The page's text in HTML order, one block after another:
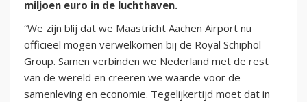
miljoen euro in de luchthaven.
“We zijn blij dat we Maastricht Aachen Airport nu
officieel mogen verwelkomen bij de Royal Schiphol
Group. Samen verbinden we Nederland met de rest
van de wereld en creëren we waarde voor de
samenleving en economie. Tegelijkertijd moet dat in